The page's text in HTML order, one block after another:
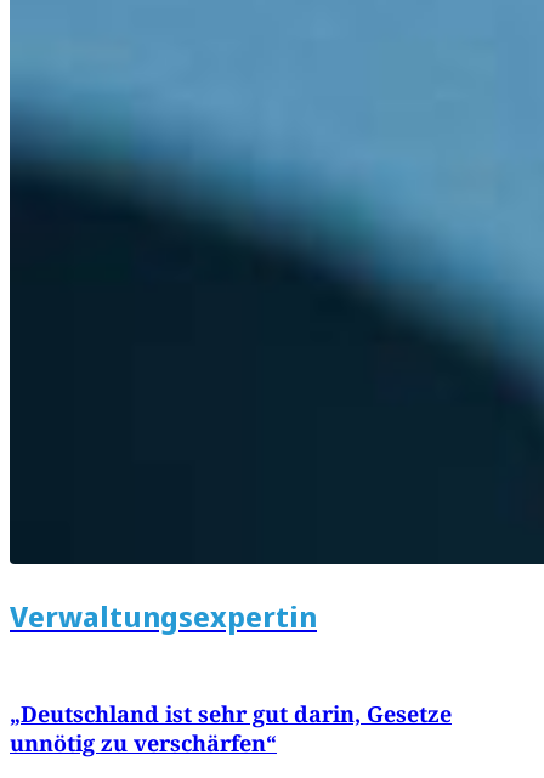
Verwaltungsexpertin
„Deutschland ist sehr gut darin, Gesetze
unnötig zu verschärfen“